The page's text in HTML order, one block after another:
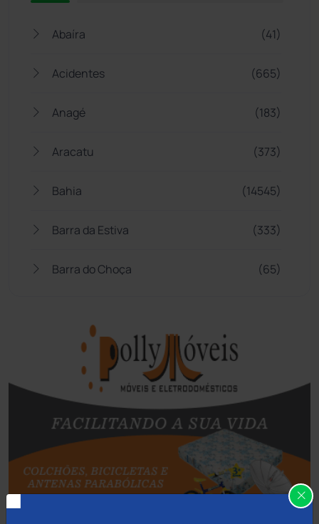
Abaíra (41)
Acidentes (665)
Anagé (183)
Aracatu (373)
Bahia (14545)
Barra da Estiva (333)
Barra do Choça (65)
Bom Jesus da Lapa
Boquira
Botuporã (72)
Brasil (7679)